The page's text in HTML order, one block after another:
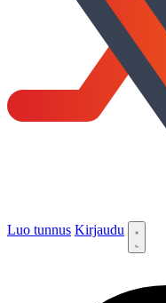
Luo tunnus Kirjaudu